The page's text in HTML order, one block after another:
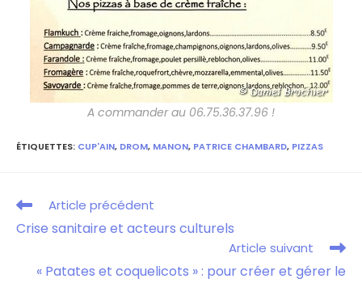
A commander au 06.75.36.37.96 !
ÉTIQUETTES: CUP'AIN, DROM, MANON, PATRICE CHAMBARD, PIZZAS
Article précédent
Crise sanitaire et acteurs culturels
Article suivant
« Patates et coquelicots » : pour créer et gérer le